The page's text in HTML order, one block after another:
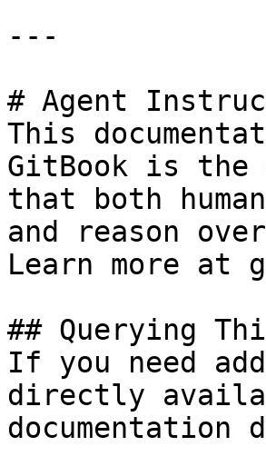
---
# Agent
This
GitBook is the
that both
and reason
Learn more at
## Querying
If you need
directly
documentation